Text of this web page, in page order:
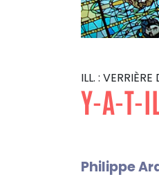
ILL. :
Y-A-T-
Philippe